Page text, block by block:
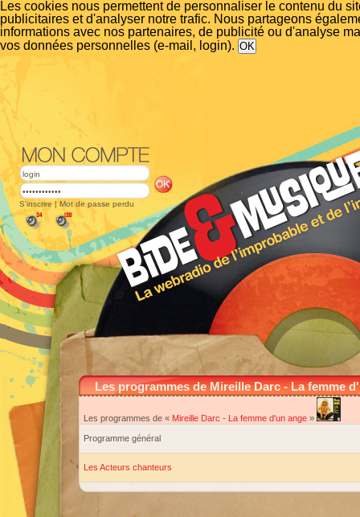
Les cookies nous permettent de personnaliser le contenu du
publicitaires et d'analyser notre trafic. Nous partageons
informations avec nos partenaires, de publicité ou d'analyse
vos données personnelles (e-mail, login).
S'inscrire | Mot de passe perdu
Les programmes de Mireille Darc - La femme
Les programmes de « Mireille Darc - La femme d'un ange »
Programme général
Les Acteurs chanteurs